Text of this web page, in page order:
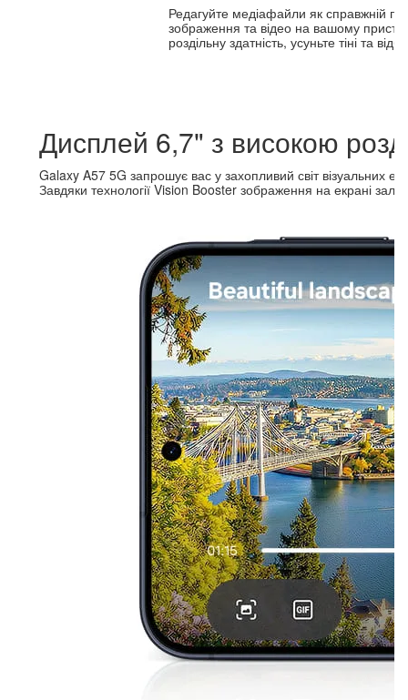
Редагуйте медіафайли як справжній
зображення та відео на вашому
роздільну здатність, усуньте тіні та
Дисплей 6,7" з високою
Galaxy A57 5G запрошує вас у захопливий світ візуальних
Завдяки технології Vision Booster зображення на екрані